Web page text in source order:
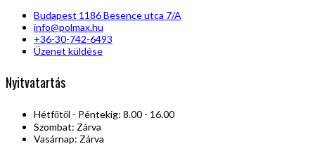
Budapest 1186 Besence utca 7/A
info@polmax.hu
+36-30-742-6493
Üzenet küldése
Nyitvatartás
Hétfőtől - Péntekig: 8.00 - 16.00
Szombat: Zárva
Vasárnap: Zárva